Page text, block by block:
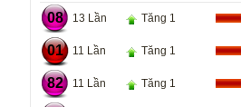
08
13 Lần Tăng 1
01 11 Lần Tăng 1
82 11 Lần Tăng 1